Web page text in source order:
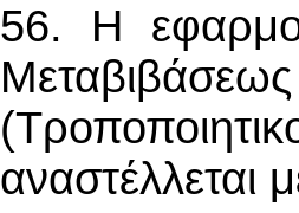
56. Η
αναστέλλεται